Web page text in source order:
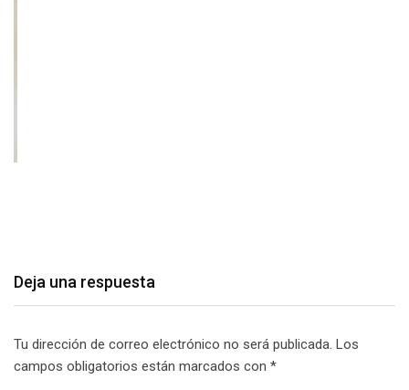
Deja una respuesta
Tu dirección de correo electrónico no será publicada. Los
campos obligatorios están marcados con *